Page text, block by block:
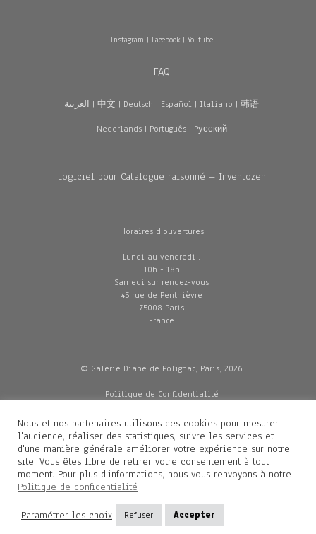
Instagram | Facebook| Youtube
FAQ
العربية | 中文 | Deutsch | Español | Italiano | 韩语
Nederlands| Português| Pусский
Logiciel pour Catalogue raisonné – Inventozen
Horaires d'ouvertures
Lundi au vendredi :
10h - 18h
Samedi sur rendez-vous
45 rue de Penthièvre
75008 Paris
France
© Galerie Diane de Polignac, Paris, 2026
Politique de Confidentialité
Mentions légales
Livraisons
Contacts
Diane de Polignac
Mathilde Gubanski
Nous et nos partenaires utilisons des cookies pour mesurer
l'audience, réaliser des statistiques, suivre les services et
d'une manière générale améliorer votre expérience sur notre
site. Vous êtes libre de retirer votre consentement à tout
moment. Pour plus d'informations, nous vous renvoyons à notre
Politique de confidentialité
Paramétrer les choix Refuser Accepter